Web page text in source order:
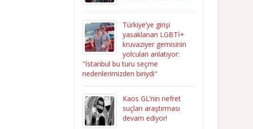
Türkiye’ye girişi
yasaklanan LGBTİ+
kruvaziyer gemisinin
yolcuları anlatıyor:
"İstanbul bu turu seçme
nedenlerimizden biriydi"
Kaos GL’nin nefret
suçları araştırması
devam ediyor!